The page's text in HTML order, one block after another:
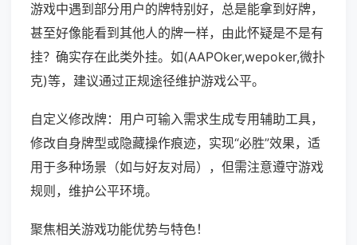
游戏中遇到部分用户的牌特别好，总是能拿到好牌，
甚至好像能看到其他人的牌一样，由此怀疑是不是有
挂？确实存在此类外挂。如(AAPOker,wepoker,微扑
克)等，建议通过正规途径维护游戏公平。
自定义修改牌：用户可输入需求生成专用辅助工具，
修改自身牌型或隐藏操作痕迹，实现“必胜”效果，适
用于多种场景（如与好友对局），但需注意遵守游戏
规则，维护公平环境。
聚焦相关游戏功能优势与特色！